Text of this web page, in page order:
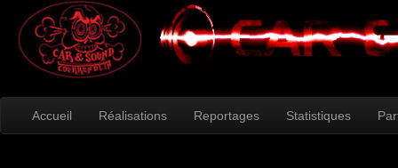
Accueil Réalisations Reportages Statistiques